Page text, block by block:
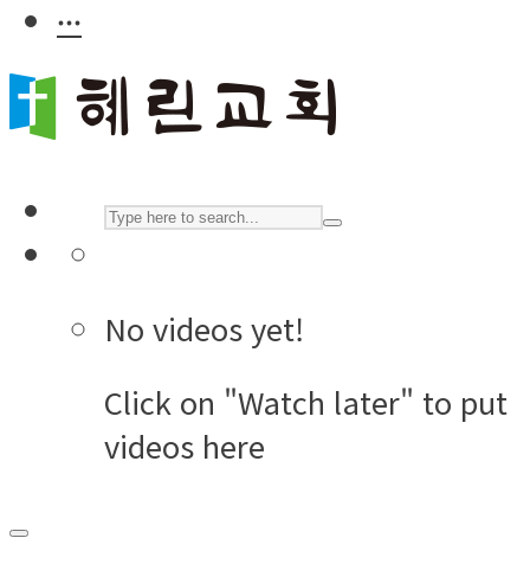
···
No videos yet!
Click on "Watch later" to put
videos here